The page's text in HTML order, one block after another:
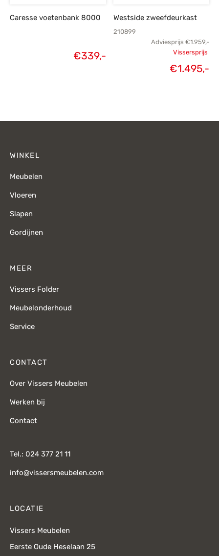
Caresse voetenbank 8000
€339,-
Westside zweefdeurkast
210899
Adviesprijs €1.959,-
Vissersprijs
€1.495,-
WINKEL
Meubelen
Vloeren
Slapen
Gordijnen
MEER
Vissers Folder
Meubelonderhoud
Service
CONTACT
Over Vissers Meubelen
Werken bij
Contact
Tel.: 024 377 21 11
info@vissersmeubelen.com
LOCATIE
Vissers Meubelen
Eerste Oude Heselaan 25